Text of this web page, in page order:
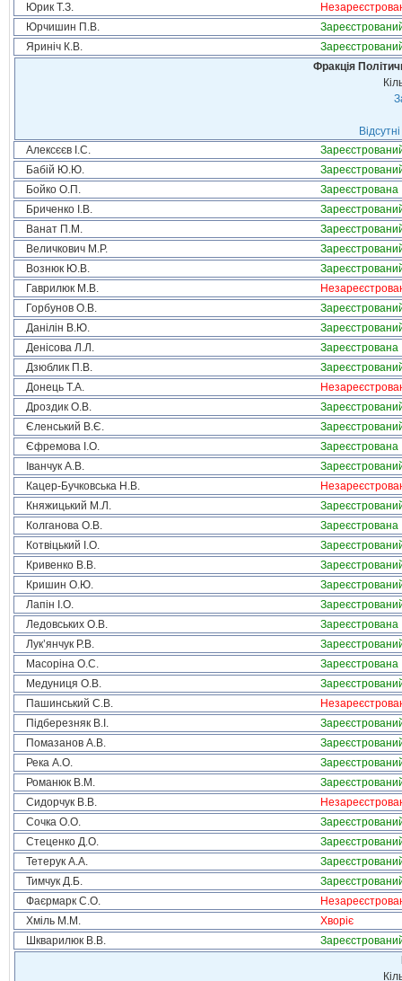
Юрик Т.З.
Юрчишин П.В.
Яриніч К.В.
Фракція
Алексєєв І.С.
Бабій Ю.Ю.
Бойко О.П.
Зареєстрована
Бриченко І.В.
Ванат П.М.
Величкович М.Р.
Вознюк Ю.В.
Гаврилюк М.В.
Горбунов О.В.
Данілін В.Ю.
Денісова Л.Л.
Зареєстрована
Дзюблик П.В.
Донець Т.А.
Дроздик О.В.
Єленський В.Є.
Єфремова І.О.
Зареєстрована
Іванчук А.В.
Кацер-Бучковська Н.В.
Княжицький М.Л.
Колганова О.В.
Зареєстрована
Котвіцький І.О.
Кривенко В.В.
Кришин О.Ю.
Лапін І.О.
Ледовських О.В.
Зареєстрована
Лук’янчук Р.В.
Масоріна О.С.
Зареєстрована
Медуниця О.В.
Пашинський С.В.
Підберезняк В.І.
Помазанов А.В.
Река А.О.
Романюк В.М.
Сидорчук В.В.
Сочка О.О.
Стеценко Д.О.
Тетерук А.А.
Тимчук Д.Б.
Фаєрмарк С.О.
Хміль М.М.
Хворіє
Шкварилюк В.В.